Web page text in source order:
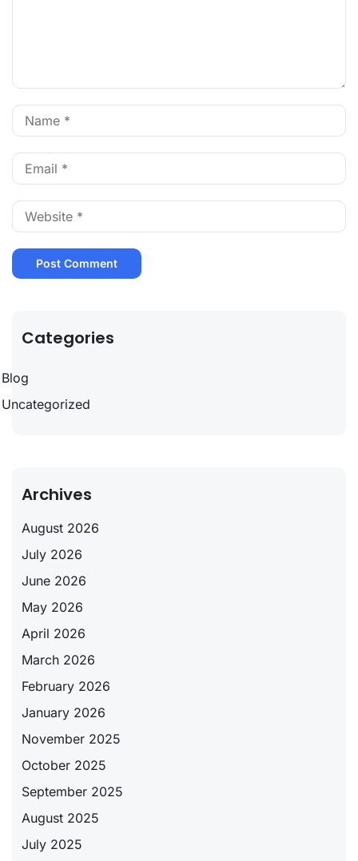
Categories
Blog
Uncategorized
Archives
August 2026
July 2026
June 2026
May 2026
April 2026
March 2026
February 2026
January 2026
November 2025
October 2025
September 2025
August 2025
July 2025